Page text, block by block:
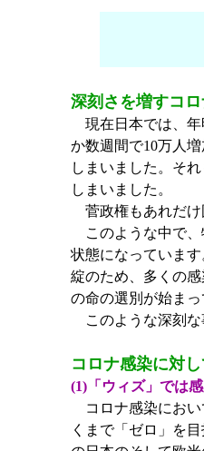
深刻さを増すコ
現在日本では、年
か数週間で10万人
しまいました。そ
しまいました。
菅政権もあれだけ
このような中で、
状態になっていま
綻のため、多くの
の命の選別が始まっ
このような深刻な
コロナ感染に対
(1)「ウィズ」では
コロナ感染におい
くまで「ゼロ」を